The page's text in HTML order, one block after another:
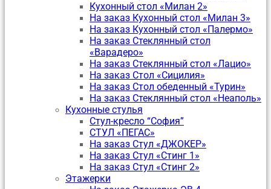
Кухонный стол «Милан 2»
На заказ Кухонный стол «Милан 3»
На заказ Кухонный стол «Палермо»
На заказ Стеклянный стол
«Варадеро»
На заказ Стеклянный стол «Лацио»
На заказ Стол «Сицилия»
На заказ Стол обеденный «Турин»
На заказ Стеклянный стол «Неаполь»
Кухонные стулья
Стул-кресло “София”
CТУЛ «ПЕГАС»
На заказ Стул «ДЖОКЕР»
На заказ Стул «Стинг 1»
На заказ Стул «Стинг 2»
Этажерки